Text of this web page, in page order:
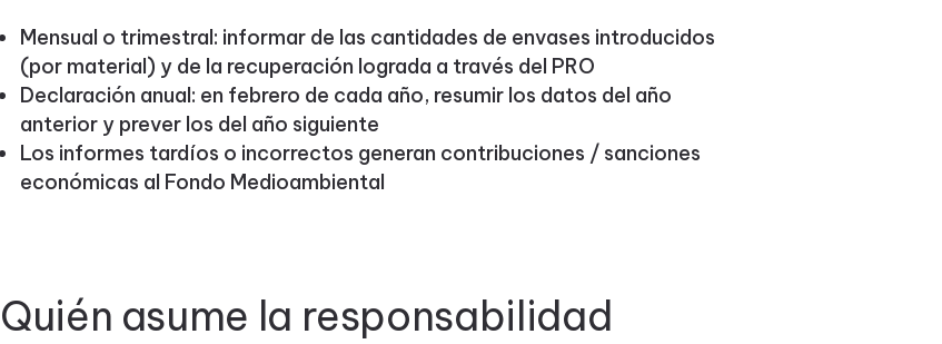
Mensual o trimestral: informar de las cantidades de envases introducidos
(por material) y de la recuperación lograda a través del PRO
Declaración anual: en febrero de cada año, resumir los datos del año
anterior y prever los del año siguiente
Los informes tardíos o incorrectos generan contribuciones / sanciones
económicas al Fondo Medioambiental
Quién asume la responsabilidad